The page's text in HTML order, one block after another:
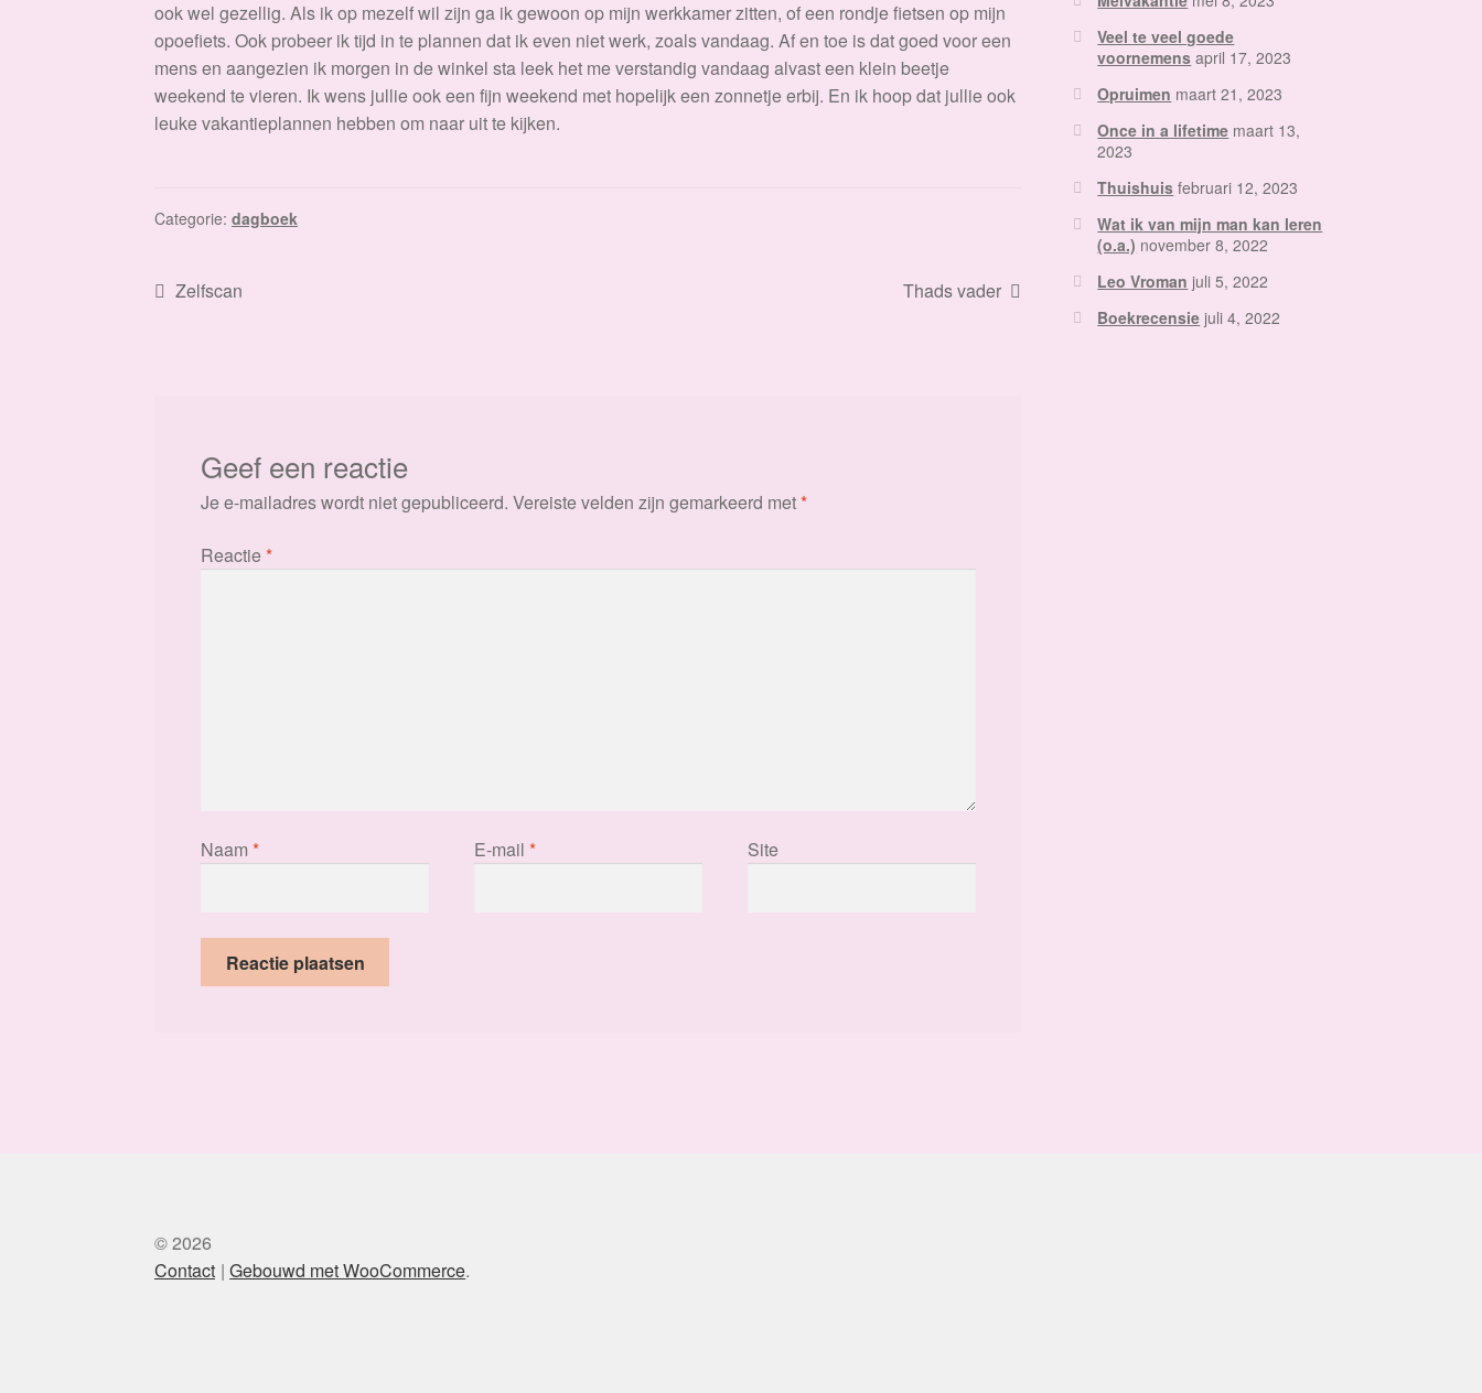
ook wel gezellig. Als ik op mezelf wil zijn ga ik gewoon op mijn werkkamer zitten, of een rondje fietsen op mijn
opoefiets. Ook probeer ik tijd in te plannen dat ik even niet werk, zoals vandaag. Af en toe is dat goed voor een
mens en aangezien ik morgen in de winkel sta leek het me verstandig vandaag alvast een klein beetje
weekend te vieren. Ik wens jullie ook een fijn weekend met hopelijk een zonnetje erbij. En ik hoop dat jullie ook
leuke vakantieplannen hebben om naar uit te kijken.
Categorie:dagboek
Bericht
Vorig
Zelfscan
Volgend
Thads vader
Geef een reactie
Je e-mailadres wordt niet gepubliceerd. Vereiste velden zijn gemarkeerd met*
Reactie*
Naam * E-mail * Site
Veel te veel goede
voornemens april 17, 2023
Opruimen maart 21, 2023
Once in a lifetime maart 13,
2023
Thuishuis februari 12, 2023
Wat ik van mijn man kan leren
(o.a.) november 8, 2022
Leo Vroman juli 5, 2022
Boekrecensie juli 4, 2022
© 2026
Contact Gebouwd met WooCommerce.